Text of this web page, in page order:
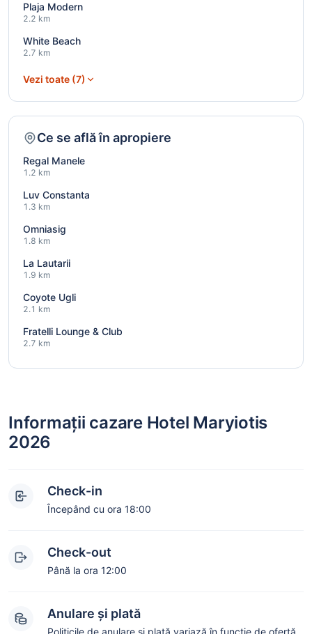
Plaja Modern
2.2 km
White Beach
2.7 km
Vezi toate (7)
Ce se află în apropiere
Regal Manele
1.2 km
Luv Constanta
1.3 km
Omniasig
1.8 km
La Lautarii
1.9 km
Coyote Ugli
2.1 km
Fratelli Lounge & Club
2.7 km
Informații cazare Hotel Maryiotis
2026
Check-in
Începând cu ora 18:00
Check-out
Până la ora 12:00
Anulare și plată
Politicile de anulare și plată variază în funcție de ofertă.